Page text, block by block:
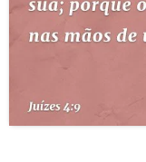
PERGUNTE À BÍBLIA
QUEM SOMOS